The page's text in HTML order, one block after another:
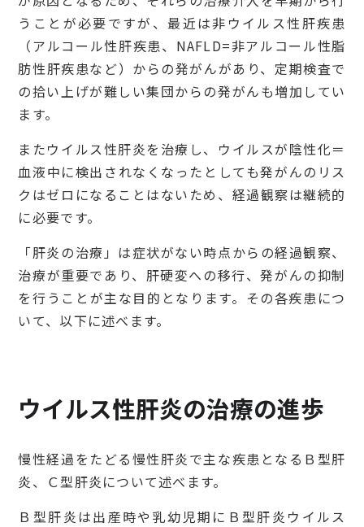
うことが必要ですが、最近は非ウイルス性肝疾患
（アルコール性肝疾患、NAFLD=非アルコール性脂
肪性肝疾患など）からの発がんがあり、定期検査で
の拾い上げが難しい集団からの発がんも増加してい
ます。
またウイルス性肝炎を治療し、ウイルスが陰性化＝
血液中に検出されなくなったとしても発がんのリス
クはゼロになることはないため、経過観察は継続的
に必要です。
「肝炎の治療」は症状がない時点からの経過観察、
治療が重要であり、肝硬変への移行、発がんの抑制
を行うことが主な目的となります。その各疾患につ
いて、以下に述べます。
ウイルス性肝炎の治療の進歩
慢性経過をたどる慢性肝炎で主な疾患となるＢ型肝
炎、Ｃ型肝炎について述べます。
Ｂ型肝炎は出産時や乳幼児期にＢ型肝炎ウイルス